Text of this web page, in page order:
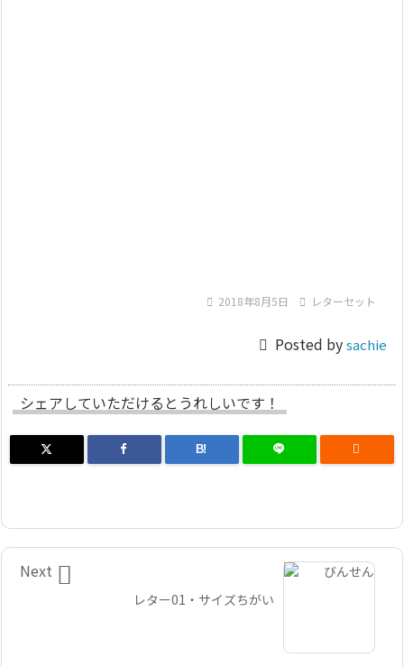
 2018年8月5日  レターセット
 Posted bysachie
シェアしていただけるとうれしいです！
B! 
レター01・サイズちがい

Next